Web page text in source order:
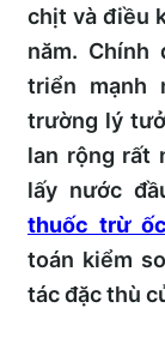
chịt và điều
năm. Chính
triển mạnh
trường lý
lan rộng rất
lấy nước
thuốc trừ ốc
toán kiểm
tác đặc thù